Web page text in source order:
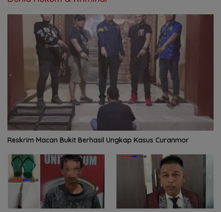
Reskrim Macan Bukit Berhasil Ungkap Kasus Curanmor